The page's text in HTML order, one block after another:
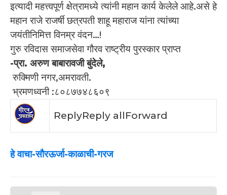
इत्यादी महत्त्वपूर्ण क्षेत्रामध्ये त्यांनी महान कार्य केलेले आहे.असे हे
महान राजे राजर्षी छत्रपती शाहू महाराज यांना त्यांच्या
जयंतीनिमित्त विनम्र वंदन…!
गुरु रविदास समाजसेवा गौरव राष्ट्रीय पुरस्कार प्राप्त
-प्रा. अरुण बाबारावजी बुंदेले,
रुक्मिणी नगर,अमरावती.
भ्रमणध्वनी :८०८७७४८६०९
ReplyReply allForward
हे वाचा-सौरऊर्जा-काळाची-गरज